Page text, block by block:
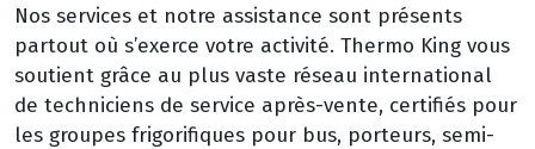
Nos services et notre assistance sont présents
partout où s’exerce votre activité. Thermo King vous
soutient grâce au plus vaste réseau international
de techniciens de service après-vente, certifiés pour
les groupes frigorifiques pour bus, porteurs, semi-